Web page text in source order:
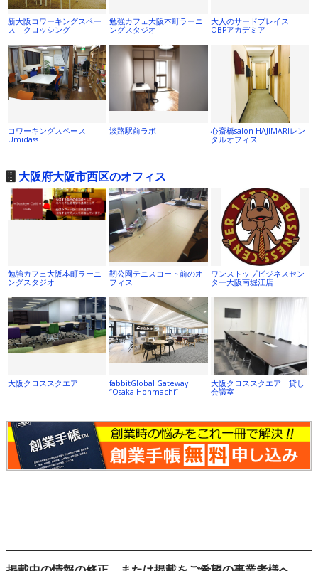
新大阪コワーキングスペー
ス クロッシング
勉強カフェ大阪本町ラーニ
ングスタジオ
大人のサードプレイス
OBPアカデミア
コワーキングスペース
Umidass
淡路駅前ラボ
心斎橋salon HAJIMARIレン
タルオフィス
大阪府大阪市西区のオフィス
勉強カフェ大阪本町ラーニ
ングスタジオ
靭公園テニスコート前のオ
フィス
ワンストップビジネスセン
ター大阪南堀江店
大阪クロススクエア
fabbitGlobal Gateway
“Osaka Honmachi”
大阪クロススクエア 貸し
会議室